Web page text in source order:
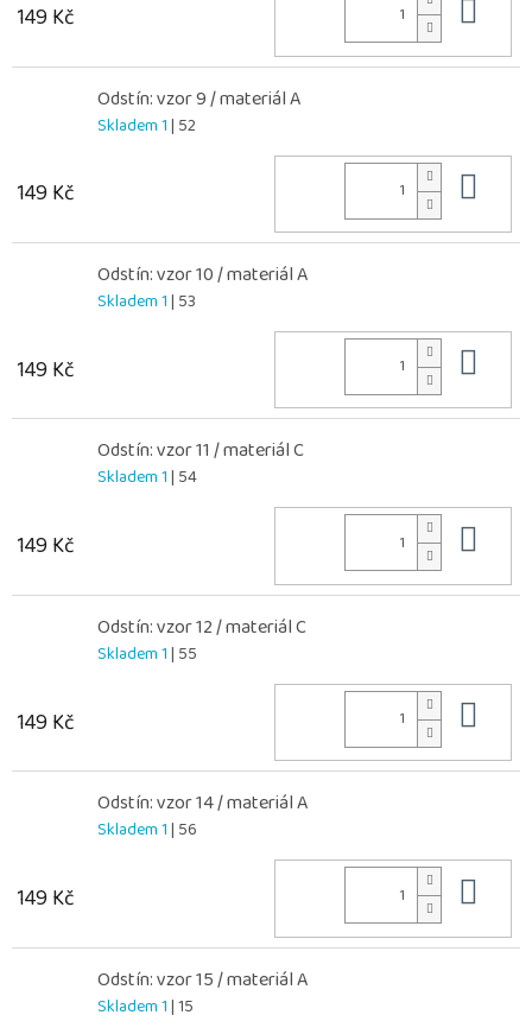
149 Kč
Odstín: vzor 9 / materiál A
Skladem 1| 52
149 Kč
Odstín: vzor 10 / materiál A
Skladem 1| 53
149 Kč
Odstín: vzor 11 / materiál C
Skladem 1| 54
149 Kč
Odstín: vzor 12 / materiál C
Skladem 1| 55
149 Kč
Odstín: vzor 14 / materiál A
Skladem 1| 56
149 Kč
Odstín: vzor 15 / materiál A
Skladem 1| 15